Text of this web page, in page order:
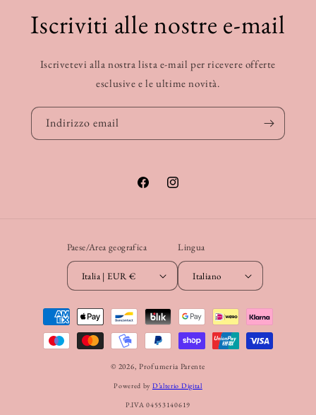
Iscriviti alle nostre e-mail
Iscrivetevi alla nostra lista e-mail per ricevere offerte
esclusive e le ultime novità.
Indirizzo email
FacebookInstagram
Paese/Area geografica
Italia | EUR €
Lingua
Italiano
Metodi
pagamento
© 2026, Profumeria Parente
Powered by D’alterio Digital
P.IVA 04553140619